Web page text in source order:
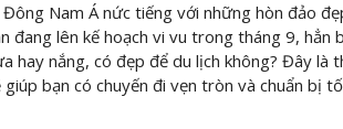
Nam Á nức tiếng với những hòn đảo
đang lên kế hoạch vi vu trong tháng 9, hẳn
hay nắng, có đẹp để du lịch không? Đây là
bạn có chuyến đi vẹn tròn và chuẩn bị